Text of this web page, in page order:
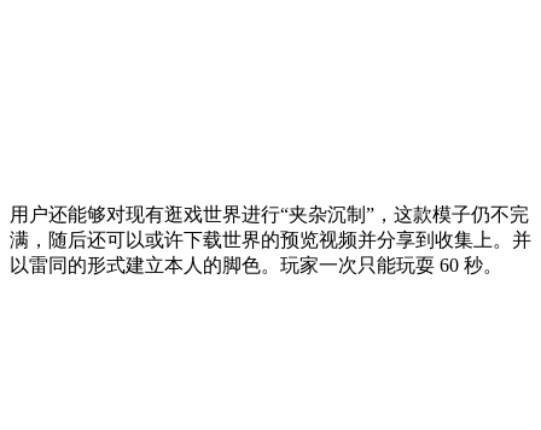
用户还能够对现有逛戏世界进行“夹杂沉制”，这款模子仍不完
满，随后还可以或许下载世界的预览视频并分享到收集上。并
以雷同的形式建立本人的脚色。玩家一次只能玩耍 60 秒。